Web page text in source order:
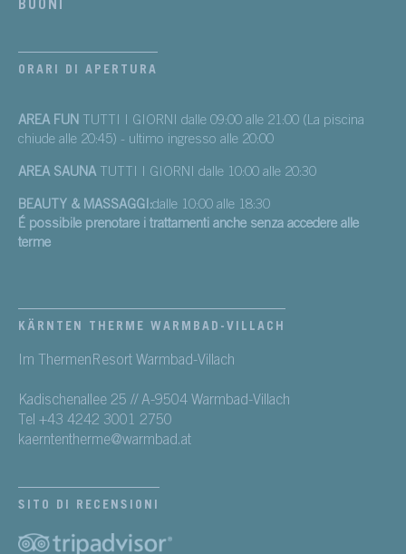
BUONI
ORARI DI APERTURA
AREA FUN TUTTI I GIORNI dalle 09:00 alle 21:00 (La piscina
chiude alle 20:45) - ultimo ingresso alle 20:00
AREA SAUNA TUTTI I GIORNI dalle 10:00 alle 20:30
BEAUTY & MASSAGGI:dalle 10:00 alle 18:30
É possibile prenotare i trattamenti anche senza accedere alle
terme
KÄRNTEN THERME WARMBAD-VILLACH
Im ThermenResort Warmbad-Villach
Kadischenallee 25 // A-9504 Warmbad-Villach
Tel +43 4242 3001 2750
kaerntentherme@warmbad.at
SITO DI RECENSIONI